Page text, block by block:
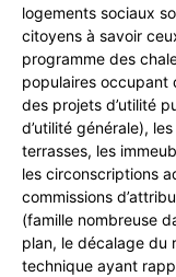
logements sociaux
citoyens à savoir
programme des
populaires occupant
des projets d’utilité
d’utilité générale),
terrasses, les
les circonscriptions
commissions
(famille nombreuse
plan, le décalage du
technique ayant